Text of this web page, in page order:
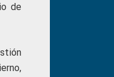
de